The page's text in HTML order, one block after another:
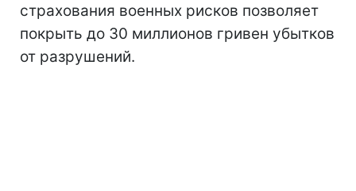
страхования военных рисков позволяет
покрыть до 30 миллионов гривен убытков
от разрушений.